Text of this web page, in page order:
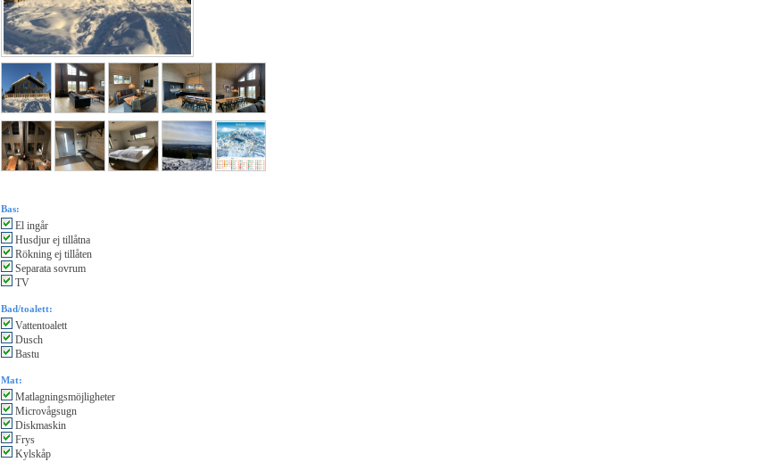
Bas:
El ingår
Husdjur ej tillåtna
Rökning ej tillåten
Separata sovrum
TV
Bad/toalett:
Vattentoalett
Dusch
Bastu
Mat:
Matlagningsmöjligheter
Microvågsugn
Diskmaskin
Frys
Kylskåp